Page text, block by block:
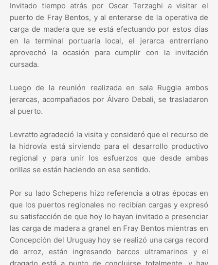
Invitado tiempo atrás por Oscar Terzaghi a visitar el
puerto de Fray Bentos, y al enterarse de la operativa de
carga de madera que se está efectuando por estos días
en la terminal portuaria local, el jerarca entrerriano
aprovechó la ocasión para cumplir con la invitación
cursada.
Luego de la reunión realizada en sala Ruggia ambos
jerarcas, acompañados por Álvaro Debali, se trasladaron
al puerto.
Levratto agradeció la visita y consideró que el recurso de
la hidrovía está sirviendo para el desarrollo productivo
regional y para unir los esfuerzos que desde ambas
orillas se están haciendo en ese sentido.
Por su lado Schepens hizo referencia a otras épocas en
que los puertos regionales no recibían cargas y expresó
su satisfacción de que hoy lo hayan invitado a presenciar
las carga de madera a granel en Fray Bentos mientras en
Concepción del Uruguay hoy se realizó una carga record
de arroz, están ingresando barcos ultramarinos y el